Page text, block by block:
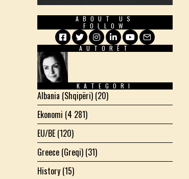
ABOUT US
FOLLOW
Facebook
TwitterInstagram
LinkedIn
YouTube
Email
AUTORËT
KATEGORI
Albania (Shqipëri) (20)
Ekonomi (4 281)
EU/BE (120)
Greece (Greqi) (31)
History (15)